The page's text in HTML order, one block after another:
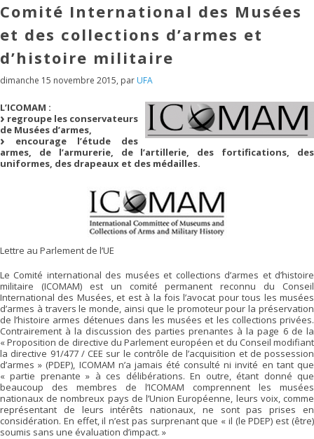
Comité International des Musées
et des collections d’armes et
d’histoire militaire
dimanche 15 novembre 2015, par UFA
L’ICOMAM :
regroupe les conservateurs
de Musées d’armes,
encourage l’étude des
armes, de l’armurerie, de l’artillerie, des fortifications, des
uniformes, des drapeaux et des médailles.
Lettre au Parlement de l’UE
Le Comité international des musées et collections d’armes et d’histoire
militaire (ICOMAM) est un comité permanent reconnu du Conseil
International des Musées, et est à la fois l’avocat pour tous les musées
d’armes à travers le monde, ainsi que le promoteur pour la préservation
de l’histoire armes détenues dans les musées et les collections privées.
Contrairement à la discussion des parties prenantes à la page 6 de la
« Proposition de directive du Parlement européen et du Conseil modifiant
la directive 91/477 / CEE sur le contrôle de l’acquisition et de possession
d’armes » (PDEP), ICOMAM n’a jamais été consulté ni invité en tant que
« partie prenante » à ces délibérations. En outre, étant donné que
beaucoup des membres de l’ICOMAM comprennent les musées
nationaux de nombreux pays de l’Union Européenne, leurs voix, comme
représentant de leurs intérêts nationaux, ne sont pas prises en
considération. En effet, il n’est pas surprenant que « il (le PDEP) est (être)
soumis sans une évaluation d’impact. »